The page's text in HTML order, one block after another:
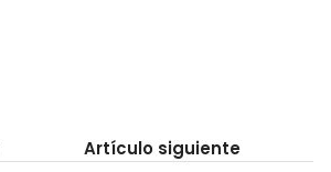
Artículo siguiente